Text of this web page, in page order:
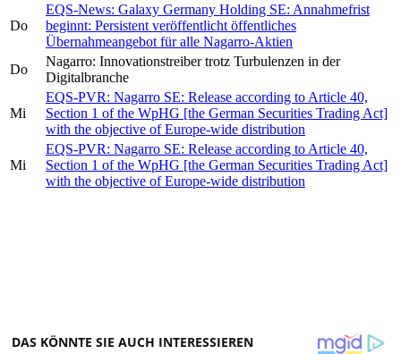
Do
EQS-News: Galaxy Germany Holding SE: Annahmefrist
beginnt: Persistent veröffentlicht öffentliches
Übernahmeangebot für alle Nagarro-Aktien
Do
Nagarro: Innovationstreiber trotz Turbulenzen in der
Digitalbranche
Mi
EQS-PVR: Nagarro SE: Release according to Article 40,
Section 1 of the WpHG [the German Securities Trading Act]
with the objective of Europe-wide distribution
Mi
EQS-PVR: Nagarro SE: Release according to Article 40,
Section 1 of the WpHG [the German Securities Trading Act]
with the objective of Europe-wide distribution